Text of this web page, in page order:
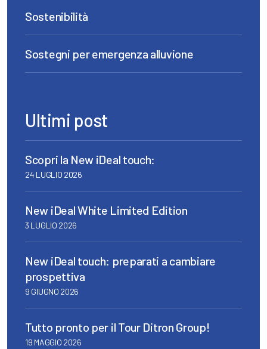
Sostenibilità
Sostegni per emergenza alluvione
Ultimi post
Scopri la New iDeal touch:
24 LUGLIO 2026
New iDeal White Limited Edition
3 LUGLIO 2026
New iDeal touch: preparati a cambiare
prospettiva
9 GIUGNO 2026
Tutto pronto per il Tour Ditron Group!
19 MAGGIO 2026